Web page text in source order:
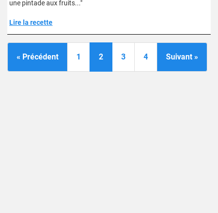
une pintade aux fruits..."
Lire la recette
« Précédent 1 2 3 4 Suivant »